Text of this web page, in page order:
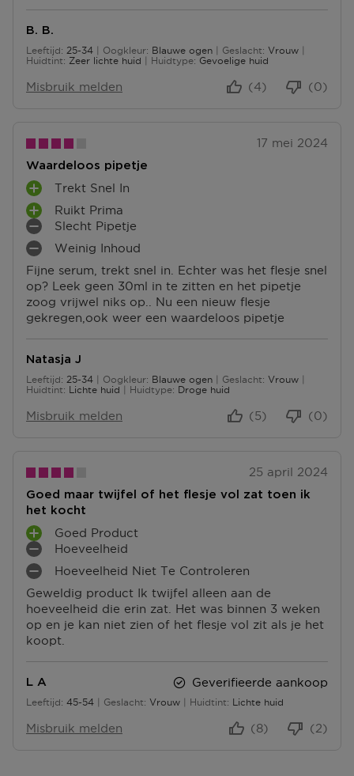
B. B.
Leeftijd
25 tot 3425-34 Oogkleur Blauwe ogen Geslacht
Vrouw
Huidtint
Zeer lichte huid Huidtype Gevoelige huid
Misbruik melden (0)
(4)
17 mei 2024
Waardeloos pipetje
Fijne serum, trekt snel in. Echter was het flesje snel
op? Leek geen 30ml in te zitten en het pipetje
zoog vrijwel niks op.. Nu een nieuw flesje
gekregen,ook weer een waardeloos pipetje
P
L
U
S
P
U
N
T
E
N
Trekt Snel In
P
L
U
S
T
E
N
Ruikt Prima
M
I
N
T
E
N
Slecht Pipetje
M
I
N
P
U
E
N
Weinig Inhoud
Natasja J
Leeftijd
25 tot 3425-34 Oogkleur Blauwe ogen Geslacht
Vrouw
Huidtint
Lichte huid Huidtype Droge huid
Misbruik melden (0)
(5)
25 april 2024
Goed maar twijfel of het flesje vol zat toen ik
het kocht
Geweldig product Ik twijfel alleen aan de
hoeveelheid die erin zat. Het was binnen 3 weken
op en je kan niet zien of het flesje vol zit als je het
koopt.
P
L
U
S
P
N
E
N
Goed Product
M
I
N
P
N
E
N
Hoeveelheid
M
I
N
P
U
E
N
Hoeveelheid Niet Te Controleren
L A
Leeftijd
45 tot 5445-54 Geslacht Vrouw Huidtint Lichte huid
Geverifieerde aankoop
Misbruik melden (2)
(8)